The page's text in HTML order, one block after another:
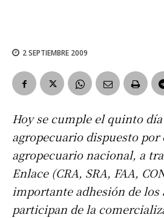
2 SEPTIEMBRE 2009
Hoy se cumple el quinto
agropecuario dispuesto por
agropecuario nacional, a
Enlace (CRA, SRA, FAA,
importante adhesión de los
participan de la